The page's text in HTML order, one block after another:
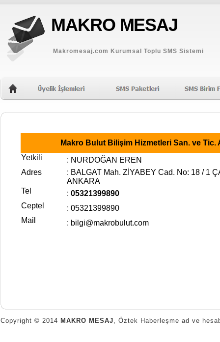
MAKRO MESAJ
Makromesaj.com Kurumsal Toplu SMS Sistemi
Copyright © 2014 MAKRO MESAJ, Öztek Haberleşme ad ve